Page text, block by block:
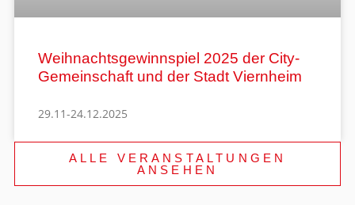
Weihnachtsgewinnspiel 2025 der City-
Gemeinschaft und der Stadt Viernheim
29.11-24.12.2025
ALLE VERANSTALTUNGEN
ANSEHEN